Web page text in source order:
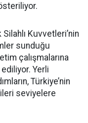
Kuvvetleri’nin
sunduğu
çalışmalarına
Yerli
Türkiye’nin
seviyelere